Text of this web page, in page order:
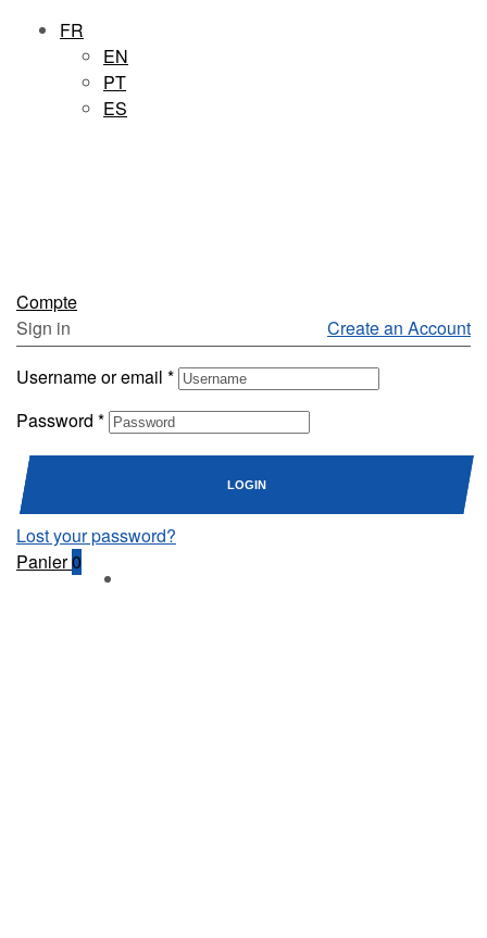
FR
EN
PT
ES
Compte
Sign in
Create an Account
Username or email *
Password *
LOGIN
Lost your password?
Panier0